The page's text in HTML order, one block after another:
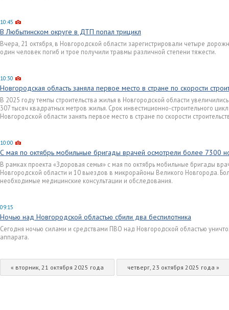
10:45
В Любытинском округе в ДТП попал трицикл
Вчера, 21 октября, в Новгородской области зарегистрировали четыре
один человек погиб и трое получили травмы различной степени тяжести.
10:30
Новгородская область заняла первое место в стране по скорости
В 2025 году темпы строительства жилья в Новгородской области
307 тысяч квадратных метров жилья. Срок инвестиционно-строительного
Новгородской области занять первое место в стране по скорости
10:00
С мая по октябрь мобильные бригады врачей осмотрели более 7300
В рамках проекта «Здоровая семья» с мая по октябрь мобильные бригады
Новгородской области и 10 выездов в микрорайоны Великого Новгорода.
необходимые медицинские консультации и обследования.
09:15
Ночью над Новгородской областью сбили два беспилотника
Сегодня ночью силами и средствами ПВО над Новгородской областью
аппарата.
« вторник, 21 октября 2025 года четверг, 23 октября 2025 года »